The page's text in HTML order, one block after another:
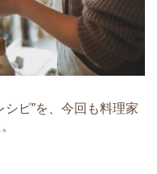
ピ”を、今回も料理家